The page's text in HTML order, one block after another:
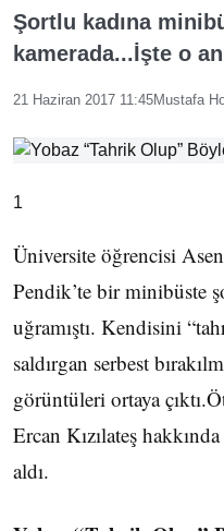
Şortlu kadına
kamerada...İşte o
21 Haziran 2017 11:45Mustafa
1
Üniversite öğrencisi
Pendik’te bir minibüste
uğramıştı. Kendisini
saldırgan serbest
görüntüleri ortaya
Ercan Kızılateş
aldı.